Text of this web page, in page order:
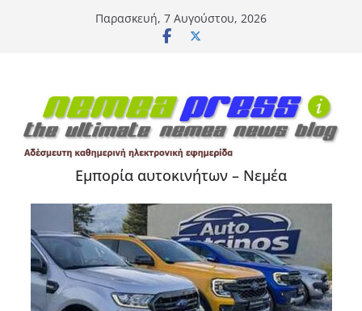
Παρασκευή, 7 Αυγούστου, 2026
Εμπορία αυτοκινήτων – Νεμέα